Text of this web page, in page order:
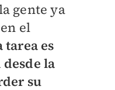
gente ya
el
tarea es
la
su